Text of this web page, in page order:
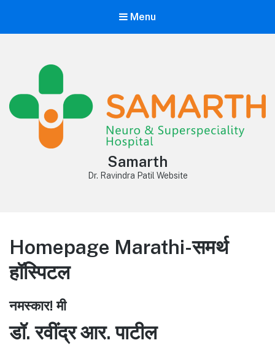
Menu
Samarth
Dr. Ravindra Patil Website
Homepage Marathi-समर्थ
हॉस्पिटल
नमस्कार! मी
डॉ. रवींद्र आर. पाटील